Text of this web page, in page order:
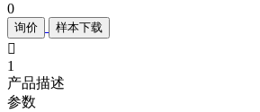
0
询价 样本下载

1
产品描述
参数